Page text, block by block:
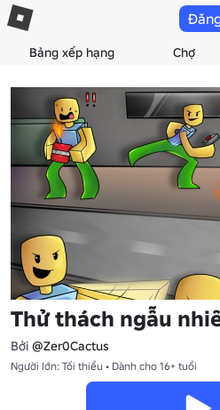
Bảng xếp hạng Chợ
Thử thách ngẫu
Bởi @Zer0Cactus
Người lớn: Tối thiểu • Dành cho 16+ tuổi